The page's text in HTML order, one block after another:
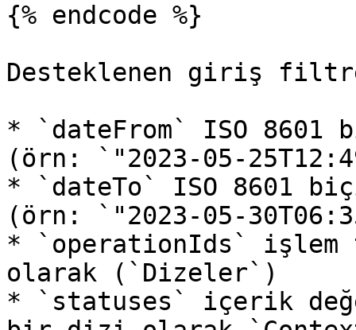
{% endcode %}
Desteklenen giriş
* `dateFrom` ISO 8601
(örn: `"2023-05-
* `dateTo` ISO 8601
(örn: `"2023-05-
* `operationIds` işlem
olarak (`Dizeler`)
* `statuses` içerik